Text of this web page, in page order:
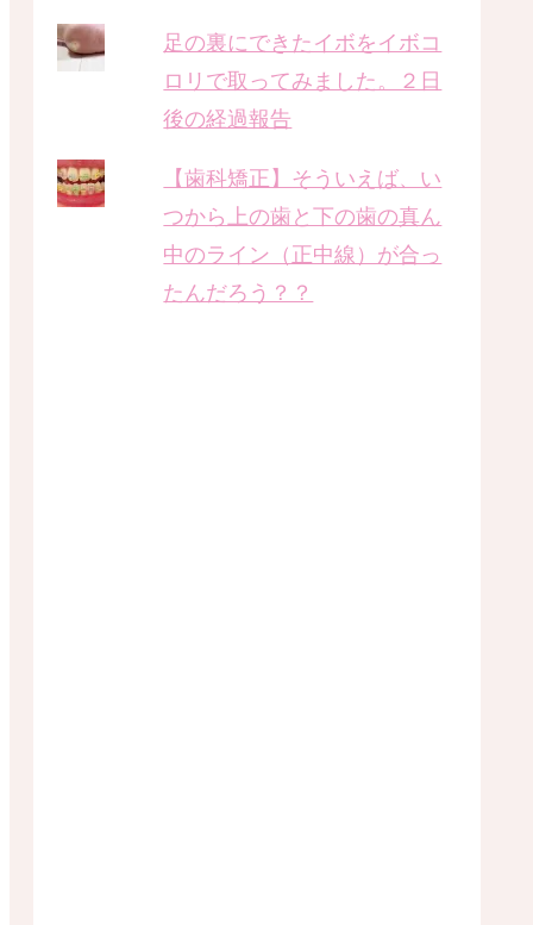
足の裏にできたイボをイボコ
ロリで取ってみました。２日
後の経過報告
【歯科矯正】そういえば、い
つから上の歯と下の歯の真ん
中のライン（正中線）が合っ
たんだろう？？